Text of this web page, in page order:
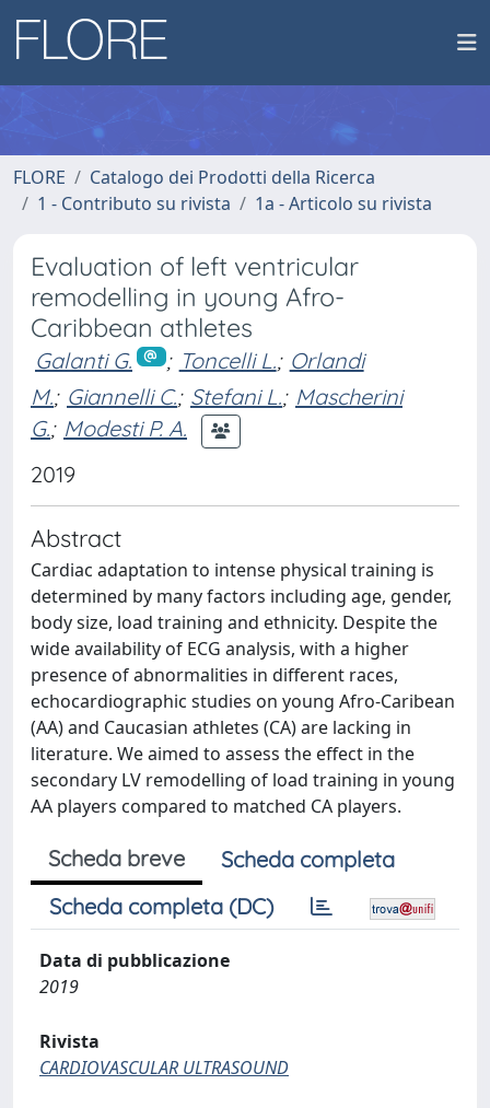
FLORE
Catalogo dei Prodotti della Ricerca
1 - Contributo su rivista
1a - Articolo su rivista
Evaluation of left ventricular
remodelling in young Afro-
Caribbean athletes
Galanti G. ; Toncelli L.; Orlandi
M.; Giannelli C.; Stefani L.; Mascherini
G.; Modesti P. A.
2019
Abstract
Cardiac adaptation to intense physical training is
determined by many factors including age, gender,
body size, load training and ethnicity. Despite the
wide availability of ECG analysis, with a higher
presence of abnormalities in different races,
echocardiographic studies on young Afro-Caribean
(AA) and Caucasian athletes (CA) are lacking in
literature. We aimed to assess the effect in the
secondary LV remodelling of load training in young
AA players compared to matched CA players.
Scheda breve
Scheda completa
Scheda completa (DC)
Data di pubblicazione
2019
Rivista
CARDIOVASCULAR ULTRASOUND